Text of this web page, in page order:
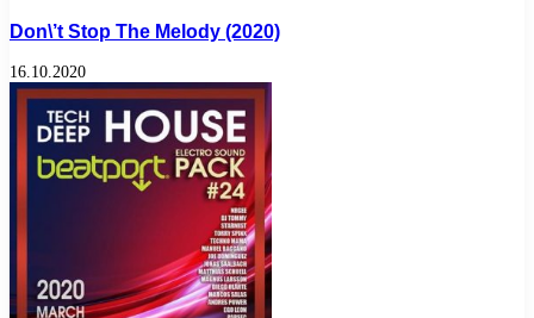
Don\’t Stop The Melody (2020)
16.10.2020